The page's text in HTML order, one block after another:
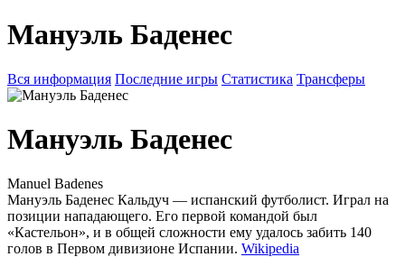
Мануэль Баденес
Вся информация Последние игры Статистика Трансферы
Мануэль Баденес
Manuel Badenes
Мануэль Баденес Кальдуч — испанский футболист. Играл на
позиции нападающего. Его первой командой был
«Кастельон», и в общей сложности ему удалось забить 140
голов в Первом дивизионе Испании. Wikipedia